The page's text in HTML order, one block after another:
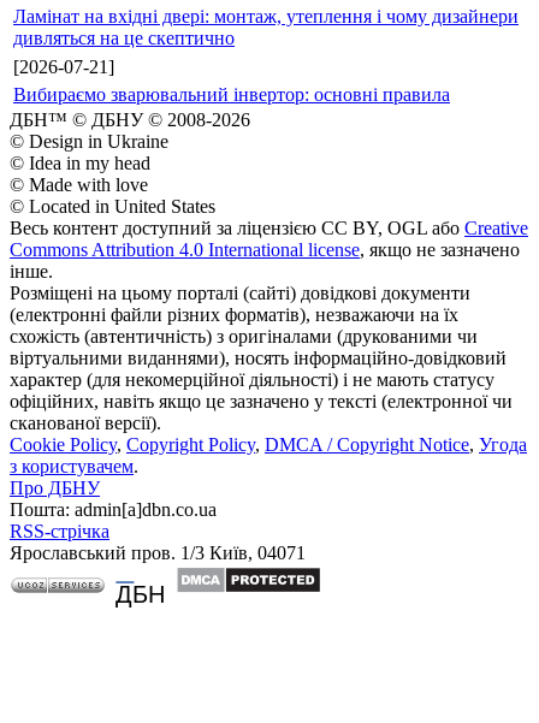
Ламінат на вхідні двері: монтаж, утеплення і чому дизайнери
дивляться на це скептично
[2026-07-21]
Вибираємо зварювальний інвертор: основні правила
ДБН™ © ДБНУ © 2008-2026
© Design in Ukraine
© Idea in my head
© Made with love
© Located in United States
Весь контент доступний за ліцензією CC BY, OGL або Creative
Commons Attribution 4.0 International license, якщо не зазначено
інше.
Розміщені на цьому порталі (сайті) довідкові документи
(електронні файли різних форматів), незважаючи на їх
схожість (автентичність) з оригіналами (друкованими чи
віртуальними виданнями), носять інформаційно-довідковий
характер (для некомерційної діяльності) і не мають статусу
офіційних, навіть якщо це зазначено у тексті (електронної чи
сканованої версії).
Cookie Policy, Copyright Policy, DMCA / Copyright Notice, Угода
з користувачем.
Про ДБНУ
Пошта: admin[а]dbn.co.ua
RSS-стрічка
Ярославський пров. 1/3 Київ, 04071